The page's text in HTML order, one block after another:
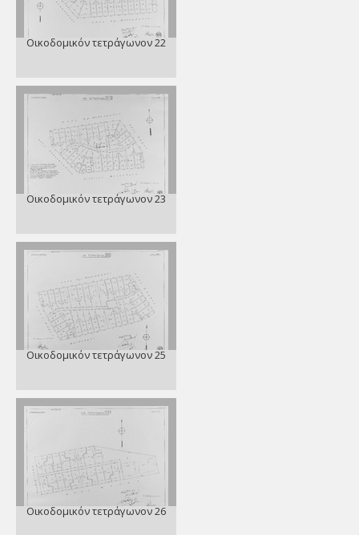
Οικοδομικόν τετράγωνον 22
Οικοδομικόν τετράγωνον 23
Οικοδομικόν τετράγωνον 25
Οικοδομικόν τετράγωνον 26